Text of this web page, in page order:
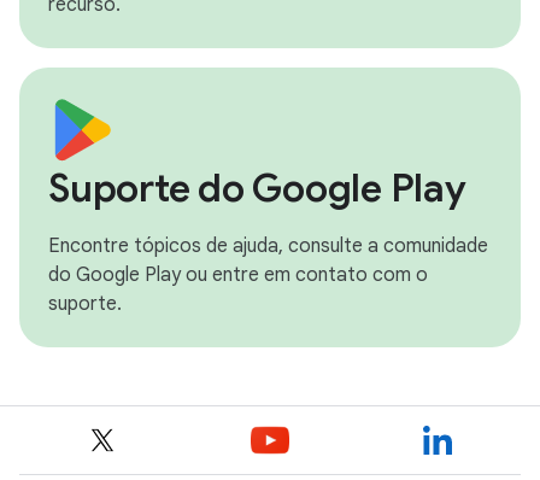
Suporte do Google Play
Encontre tópicos de ajuda, consulte a comunidade
do Google Play ou entre em contato com o
suporte.